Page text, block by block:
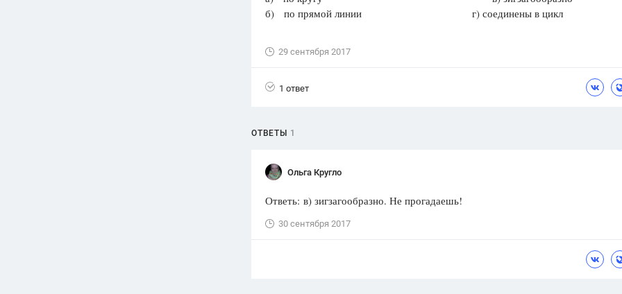
Вузы
ГИА
Цветков Л. А.
б) по прямой линии г) соединены в цикл
29 сентября 2017
1 ответ
ОТВЕТЫ 1
Ольга Кругло
Ответь: в) зигзагообразно. Не прогадаешь!
30 сентября 2017